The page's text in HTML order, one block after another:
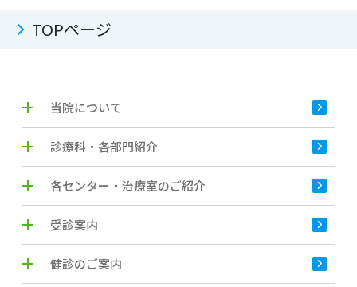
TOPページ
当院について
診療科・各部門紹介
各センター・治療室のご紹介
受診案内
健診のご案内